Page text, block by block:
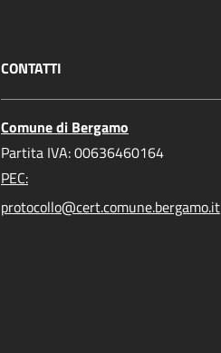
CONTATTI
Comune di Bergamo
Partita IVA: 00636460164
PEC:
protocollo@cert.comune.bergamo.it